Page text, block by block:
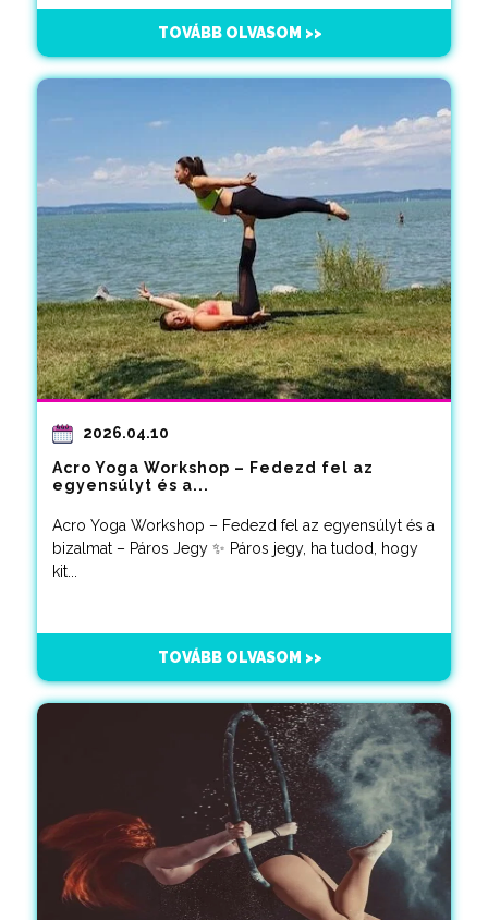
TOVÁBB OLVASOM >>
2026.04.10
Acro Yoga Workshop – Fedezd fel az
egyensúlyt és a...
Acro Yoga Workshop – Fedezd fel az egyensúlyt és a
bizalmat – Páros Jegy ✨ Páros jegy, ha tudod, hogy
kit...
TOVÁBB OLVASOM >>